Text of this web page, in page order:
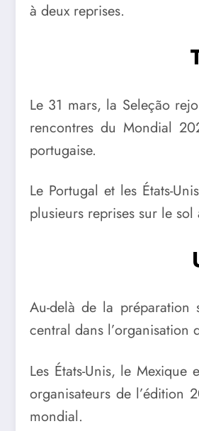
à deux reprises.
Le 31 mars, la Seleção
rencontres du Mondial
portugaise.
Le Portugal et les États-
plusieurs reprises sur le
Au-delà de la préparation
central dans l’organisation
Les États-Unis, le
organisateurs de l’édition
mondial.